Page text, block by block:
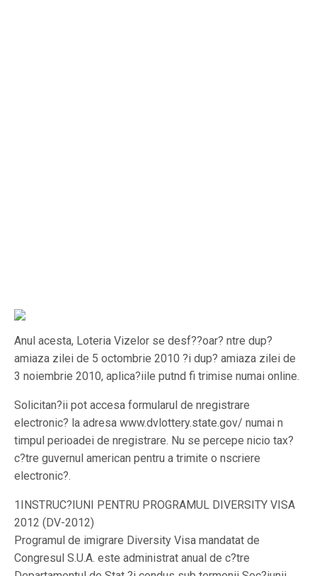
Anul acesta, Loteria Vizelor se desf??oar? ntre dup?
amiaza zilei de 5 octombrie 2010 ?i dup? amiaza zilei de
3 noiembrie 2010, aplica?iile putnd fi trimise numai online.
Solicitan?ii pot accesa formularul de nregistrare
electronic? la adresa www.dvlottery.state.gov/ numai n
timpul perioadei de nregistrare. Nu se percepe nicio tax?
c?tre guvernul american pentru a trimite o nscriere
electronic?.
1INSTRUC?IUNI PENTRU PROGRAMUL DIVERSITY VISA
2012 (DV-2012)
Programul de imigrare Diversity Visa mandatat de
Congresul S.U.A. este administrat anual de c?tre